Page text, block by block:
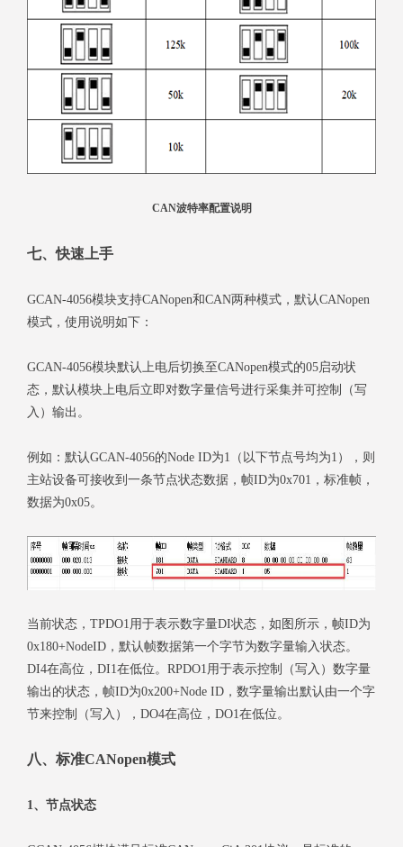
CAN波特率配置说明
七、快速上手
GCAN-4056模块支持CANopen和CAN两种模式，默认CANopen
模式，使用说明如下：
GCAN-4056模块默认上电后切换至CANopen模式的05启动状
态，默认模块上电后立即对数字量信号进行采集并可控制（写
入）输出。
例如：默认GCAN-4056的Node ID为1（以下节点号均为1），则
主站设备可接收到一条节点状态数据，帧ID为0x701，标准帧，
数据为0x05。
当前状态，TPDO1用于表示数字量DI状态，如图所示，帧ID为
0x180+NodeID，默认帧数据第一个字节为数字量输入状态。
DI4在高位，DI1在低位。RPDO1用于表示控制（写入）数字量
输出的状态，帧ID为0x200+Node ID，数字量输出默认由一个字
节来控制（写入），DO4在高位，DO1在低位。
八、标准CANopen模式
1、节点状态